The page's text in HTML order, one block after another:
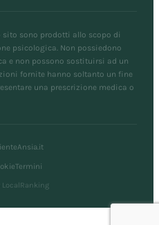
sono prodotti allo scopo di
psicologica. Non possiedono
e non possono sostituirsi ad un
fornite hanno soltanto un fine
una prescrizione medica o
Termini
LocalRanking